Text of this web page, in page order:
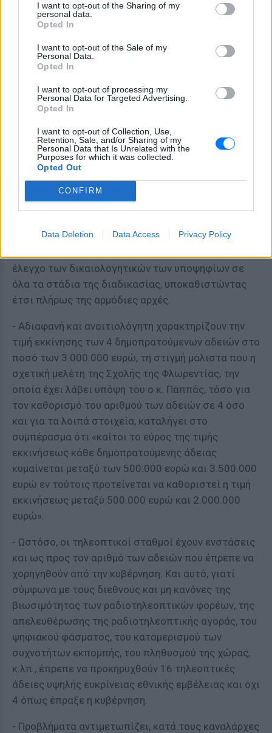
I want to opt-out of the Sharing of my
personal data.
Opted In
I want to opt-out of the Sale of my
Personal Data.
Opted In
I want to opt-out of processing my
Personal Data for Targeted Advertising.
Opted In
I want to opt-out of Collection, Use,
Retention, Sale, and/or Sharing of my
Personal Data that Is Unrelated with the
Purposes for which it was collected.
Opted Out
CONFIRM
Data Deletion Data Access Privacy Policy
- Αφού παρακάμφθηκε το ΕΣΡ, προσθέτουν οι
διενεργηθεί από τον υπουργό Επικρατείας, τότε
εκείνος απεκδύεται του συνόλου των
αρμοδιοτήτων που ανέθεσε ο ίδιος στον εαυτό του
και οι συναρμόδιοι υπουργοί Οικονομικών,
Εργασίας και Υποδομών και τις μεταβιβάζει στη
Γενική Γραμματεία Ενημέρωσης και Επικοινωνίας, ο
γενικός γραμματέας της οποίας στη συνέχεια τις
παραχωρεί σε ιδιωτική ελεγκτική εταιρεία
ορκωτών ελεγκτών.
- Με άλλα λόγια, ο επίμαχος διαγωνισμός θα
Συντάγματος όσο του ίδιου του νόμου 4339/2015,
έλεγχο των δικαιολογητικών των υποψηφίων σε
όλα τα στάδια της διαδικασίας, υποκαθιστώντας
έτσι πλήρως της αρμόδιες αρχές.
- Αδιαφανή και αναιτιολόγητη χαρακτηρίζουν την
τιμή εκκίνησης των 4 δημοπρατούμενων αδειών στο
ποσό των 3.000.000 ευρώ, τη στιγμή μάλιστα που η
σχετική μελέτη της Σχολής της Φλωρεντίας, την
οποία έχει λάβει υπόψη του ο κ. Παππάς, τόσο για
τον καθορισμό του αριθμού των αδειών σε 4 όσο
και για τα λοιπά στοιχεία, καταλήγει στο
συμπέρασμα ότι «καίτοι το εύρος της τιμής
εκκινήσεως κάθε δημοπρατούμενης άδειας
κυμαίνεται μεταξύ των 500.000 ευρώ και 3.500.000
ευρώ εν τούτοις προτείνεται να καθοριστεί η τιμή
εκκινήσεως μεταξύ 500.000 ευρώ και 2.000.000
ευρώ».
- Ωστόσο, οι τηλεοπτικοί σταθμοί έχουν ενστάσεις
και ως προς τον αριθμό των αδειών που έπρεπε να
χορηγηθούν από την κυβέρνηση. Και αυτό, γιατί
σύμφωνα με τους διεθνούς και μη κανόνες της
βιωσιμότητας των ραδιοτηλεοπτικών φορέων, της
απελευθέρωσης της ραδιοτηλεοπτικής αγοράς, του
ψηφιακού φάσματος, του καταμερισμού των
συχνοτήτων εκπομπής, του πληθυσμού της χώρας,
κ.λπ., έπρεπε να προκηρυχθούν 16 τηλεοπτικές
άδειες υψηλής ευκρίνειας εθνικής εμβέλειας και όχι
4 όπως έπραξε η κυβέρνηση.
- Προβλήματα αντιμετωπίζει, κατά τους καναλάρχες